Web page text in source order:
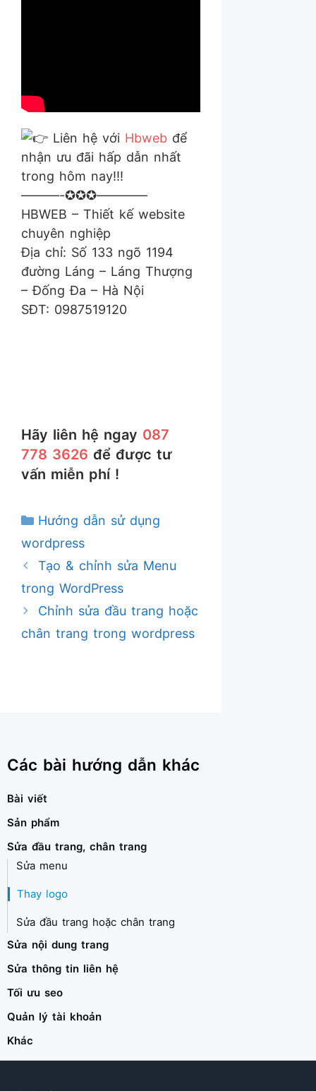
Liên hệ với Hbweb để
nhận ưu đãi hấp dẫn nhất
trong hôm nay!!!
———-✪✪✪————
HBWEB – Thiết kế website
chuyên nghiệp
Địa chỉ: Số 133 ngõ 1194
đường Láng – Láng Thượng
– Đống Đa – Hà Nội
SĐT: 0987519120
Hãy liên hệ ngay 087
778 3626 để được tư
vấn miễn phí !
Danh
mục
Hướng dẫn sử dụng
wordpress
Tạo & chỉnh sửa Menu
trong WordPress
Chỉnh sửa đầu trang hoặc
chân trang trong wordpress
Các bài hướng dẫn khác
Bài viết
Sản phẩm
Sửa đầu trang, chân trang
Sửa menu
Thay logo
Sửa đầu trang hoặc chân trang
Sửa nội dung trang
Sửa thông tin liên hệ
Tối ưu seo
Quản lý tài khoản
Khác